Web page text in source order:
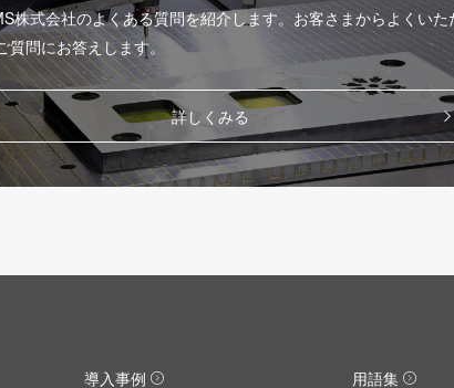
株式会社のよくある質問を紹介します。お客さまからよくいた
質問にお答えします。
詳しくみる
導入事例 用語集